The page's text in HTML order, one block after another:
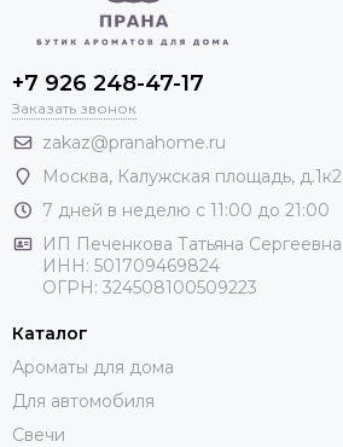
+7 926 248-47-17
Заказать звонок
zakaz@pranahome.ru
Москва, Калужская площадь, д.1к2
7 дней в неделю с 11:00 до 21:00
ИП Печенкова Татьяна Сергеевна
ИНН: 501709469824
ОГРН: 324508100509223
Каталог
Ароматы для дома
Для автомобиля
Свечи